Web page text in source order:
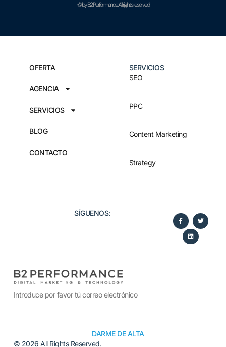
© by B2 Performance. All rights reserved
DARME DE ALTA
Alternative:
© 2026 All Rights Reserved.
OFERTA
AGENCIA
SERVICIOS
BLOG
CONTACTO
SERVICIOS
SEO
PPC
Content Marketing
Strategy
SÍGUENOS:​